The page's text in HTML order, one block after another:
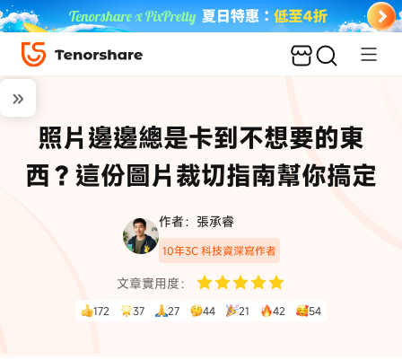
照片邊邊總是卡到不想要的東
西？這份圖片裁切指南幫你搞定
作者：張承睿
10年3C 科技資深寫作者
文章實用度：
172 37 27 44 21 42 54